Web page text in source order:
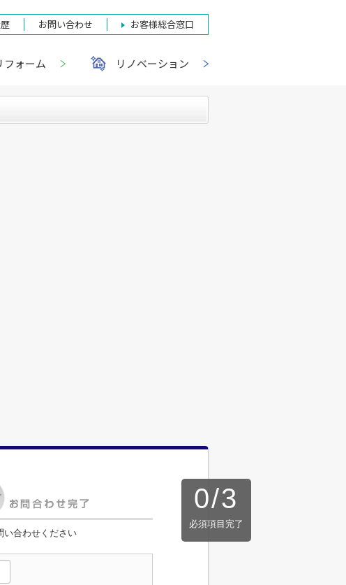
お問い合わせ お客様総合窓口
フォーム リノベーション
0/3
必須項目完了
い合わせください